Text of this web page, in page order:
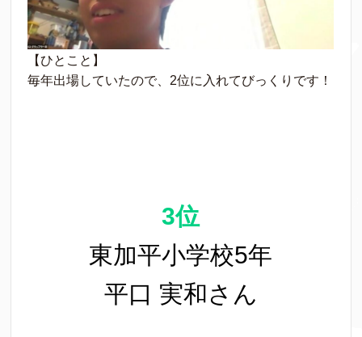
【ひとこと】
毎年出場していたので、2位に入れてびっくりです！
3位
東加平小学校5年
平口 実和さん